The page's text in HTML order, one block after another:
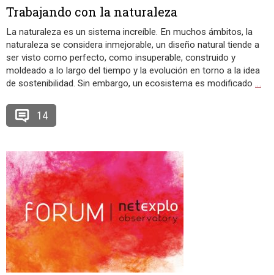
Trabajando con la naturaleza
La naturaleza es un sistema increíble. En muchos ámbitos, la
naturaleza se considera inmejorable, un diseño natural tiende a
ser visto como perfecto, como insuperable, construido y
moldeado a lo largo del tiempo y la evolución en torno a la idea
de sostenibilidad. Sin embargo, un ecosistema es modificado …
14